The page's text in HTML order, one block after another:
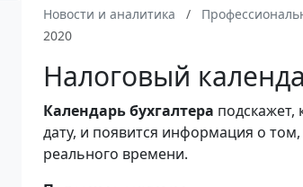
Новости и аналитика
2020
Налоговый
Календарьбухгалтера
дату, и появится информация о
реального времени.